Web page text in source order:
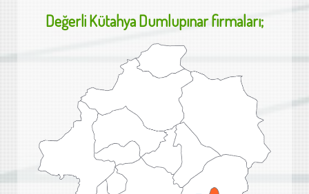
DeğerliKütahya Dumlupınarfirmaları;